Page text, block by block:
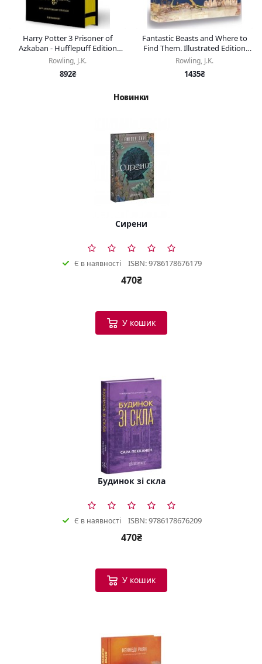
Harry Potter 3 Prisoner of
Azkaban - Hufflepuff Edition
[Hardcover]
Rowling, J.K.
892₴
Fantastic Beasts and Where to
Find Them. Illustrated Edition
[Hardcover]
Rowling, J.K.
1435₴
Новинки
Сирени
Є в наявності ISBN: 9786178676179
470₴
У кошик
Будинок зі скла
Є в наявності ISBN: 9786178676209
470₴
У кошик